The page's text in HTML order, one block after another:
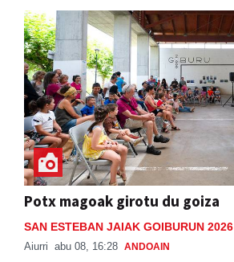
Potx magoak girotu du goiza
SAN ESTEBAN JAIAK GOIBURUN 2026
Aiurri abu 08, 16:28 ANDOAIN